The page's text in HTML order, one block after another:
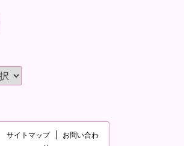
サイトマップ
お問い合わ